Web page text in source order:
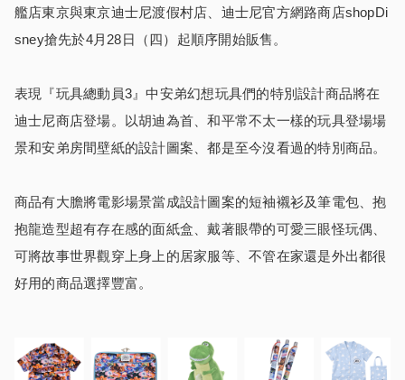
艦店東京與東京迪士尼渡假村店、迪士尼官方網路商店shopDi
sney搶先於4月28日（四）起順序開始販售。
表現『玩具總動員3』中安弟幻想玩具們的特別設計商品將在
迪士尼商店登場。以胡迪為首、和平常不太一樣的玩具登場場
景和安弟房間壁紙的設計圖案、都是至今沒看過的特別商品。
商品有大膽將電影場景當成設計圖案的短袖襯衫及筆電包、抱
抱龍造型超有存在感的面紙盒、戴著眼帶的可愛三眼怪玩偶、
可將故事世界觀穿上身上的居家服等、不管在家還是外出都很
好用的商品選擇豐富。